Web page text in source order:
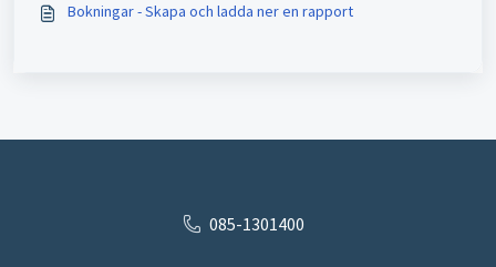
Bokningar - Skapa och ladda ner en rapport
085-1301400